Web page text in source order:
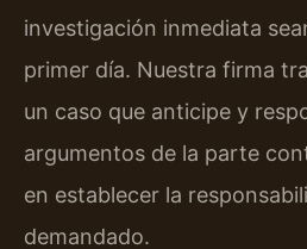
investigación inmediata
primer día. Nuestra firma
un caso que anticipe y
argumentos de la parte
en establecer la
demandado.